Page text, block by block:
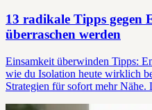
13 radikale Tipps gegen
überraschen werden
Einsamkeit überwinden Tipps:
wie du Isolation heute wirklich
Strategien für sofort mehr Nähe.